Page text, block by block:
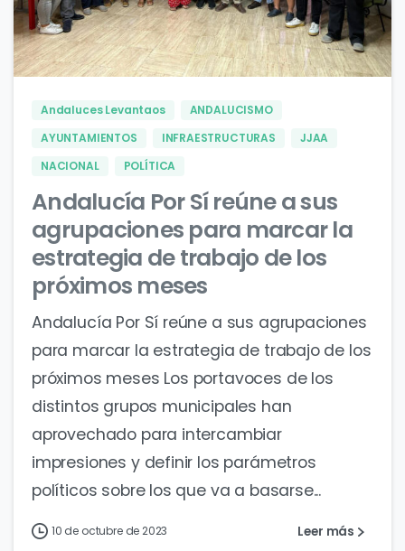
0 0
Andaluces Levantaos
ANDALUCISMO
AYUNTAMIENTOS
INFRAESTRUCTURAS
JJAA
NACIONAL
POLÍTICA
Andalucía Por Sí reúne a sus
agrupaciones para marcar la
estrategia de trabajo de los
próximos meses
Andalucía Por Sí reúne a sus agrupaciones
para marcar la estrategia de trabajo de los
próximos meses Los portavoces de los
distintos grupos municipales han
aprovechado para intercambiar
impresiones y definir los parámetros
políticos sobre los que va a basarse...
10 de octubre de 2023 Leer más